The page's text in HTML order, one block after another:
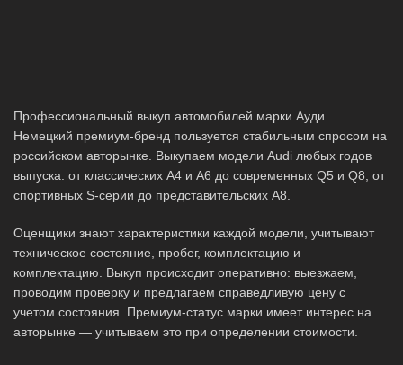
Профессиональный выкуп автомобилей марки Ауди.
Немецкий премиум-бренд пользуется стабильным спросом на
российском авторынке. Выкупаем модели Audi любых годов
выпуска: от классических A4 и A6 до современных Q5 и Q8, от
спортивных S-серии до представительских A8.
Оценщики знают характеристики каждой модели, учитывают
техническое состояние, пробег, комплектацию и
комплектацию. Выкуп происходит оперативно: выезжаем,
проводим проверку и предлагаем справедливую цену с
учетом состояния. Премиум-статус марки имеет интерес на
авторынке — учитываем это при определении стоимости.